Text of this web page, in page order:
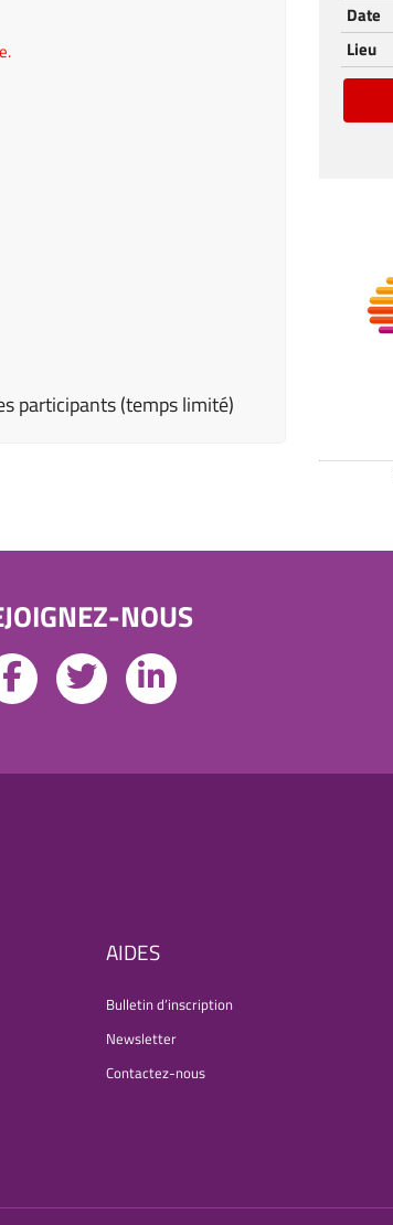
participants (temps limité)
Date
Lieu
NOUS
AIDES
Bulletin d’inscription
Newsletter
Contactez-nous